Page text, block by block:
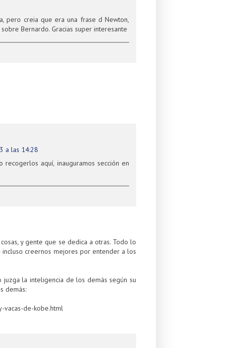
pero creia que era una frase d Newton,
Bernardo. Gracias super interesante
a las 14:28
aquí, inauguramos sección en
y gente que se dedica a otras. Todo lo
creernos mejores por entender a los
la inteligencia de los demás según su
demás:
vacas-de-kobe.html